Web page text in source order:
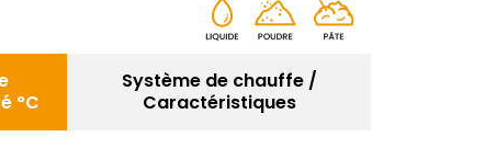
°C
Système de chauffe /
Caractéristiques